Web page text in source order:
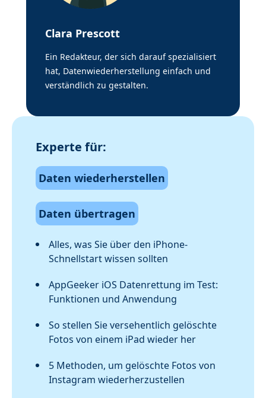
Clara Prescott
Ein Redakteur, der sich darauf spezialisiert
hat, Datenwiederherstellung einfach und
verständlich zu gestalten.
Experte für:
Daten wiederherstellen
Daten übertragen
Alles, was Sie über den iPhone-
Schnellstart wissen sollten
AppGeeker iOS Datenrettung im Test:
Funktionen und Anwendung
So stellen Sie versehentlich gelöschte
Fotos von einem iPad wieder her
5 Methoden, um gelöschte Fotos von
Instagram wiederherzustellen